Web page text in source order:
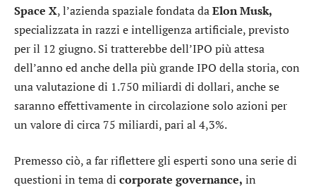
Space X, l’aziendaspaziale fondata daElon Musk,
specializzata in razzi e intelligenza artificiale, previsto
per il 12 giugno. Si tratterebbe dell’IPO più attesa
dell’anno ed anche della più grande IPO della storia, con
una valutazione di 1.750 miliardi di dollari, anche se
saranno effettivamente in circolazione solo azioni per
un valore di circa 75 miliardi, pari al 4,3%.
Premesso ciò, a far riflettere gli esperti sono una serie di
questioni in tema di corporate governance, in